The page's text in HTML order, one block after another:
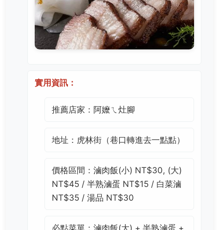
實用資訊：
推薦店家：阿嬤ㄟ灶腳
地址：虎林街（巷口轉進去一點點）
價格區間：滷肉飯(小) NT$30, (大)
NT$45 / 半熟滷蛋 NT$15 / 白菜滷
NT$35 / 湯品 NT$30